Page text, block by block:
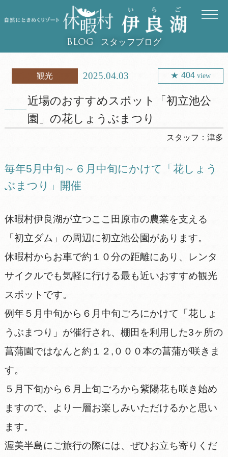
BLOG スタッフブログ
観光 2025.04.03 404 view
近場のおすすめスポット「初立池公
園」の花しょうぶまつり
スタッフ：津多
毎年5月中旬～６月中旬にかけて「花しょう
ぶまつり」開催
休暇村伊良湖が立つここ田原市の農業を支える
「初立ダム」の周辺に初立池公園があります。
休暇村からお車で約１０分の距離にあり、レンタ
サイクルでも気軽に行ける最も近いおすすめ観光
スポットです。
例年５月中旬から６月中旬ごろにかけて「花しょ
うぶまつり」が催行され、棚田を利用した3ヶ所の
菖蒲園ではなんと約１２,０００本の菖蒲が咲きま
す。
５月下旬から６月上旬ごろから紫陽花も咲き始め
ますので、より一層お楽しみいただけるかと思い
ます。
渥美半島にご旅行の際には、ぜひお立ち寄りくだ